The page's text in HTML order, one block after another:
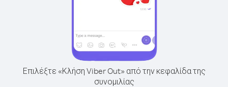
Επιλέξτε «Κλήση Viber Out» από την κεφαλίδα της
συνομιλίας